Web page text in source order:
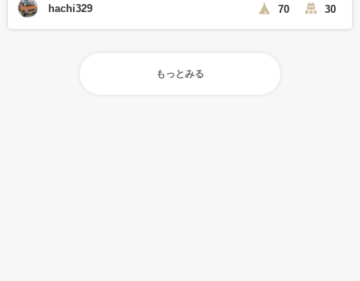
hachi329 70 30
もっとみる